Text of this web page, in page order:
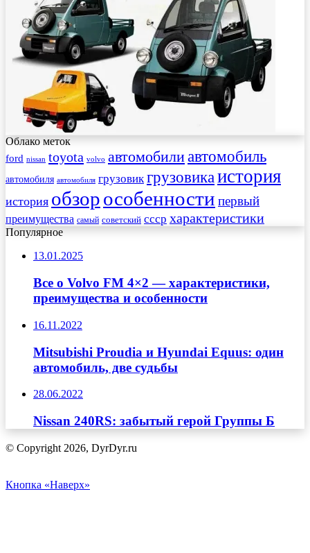
Облако меток
ford nissan toyota volvo автомобилиавтомобиль
автомобиля автомобиля грузовик грузовикаистория
история обзорособенности первый
преимущества самый советский ссср характеристики
Популярное
13.01.2025
Все о Volvo FM 4×2 — характеристики,
преимущества и особенности
16.11.2022
Mitsubishi Proudia и Hyundai Equus: один
автомобиль, две судьбы
28.06.2022
Nissan 240RS: забытый герой Группы Б
© Copyright 2026, DyrDyr.ru
Кнопка «Наверх»